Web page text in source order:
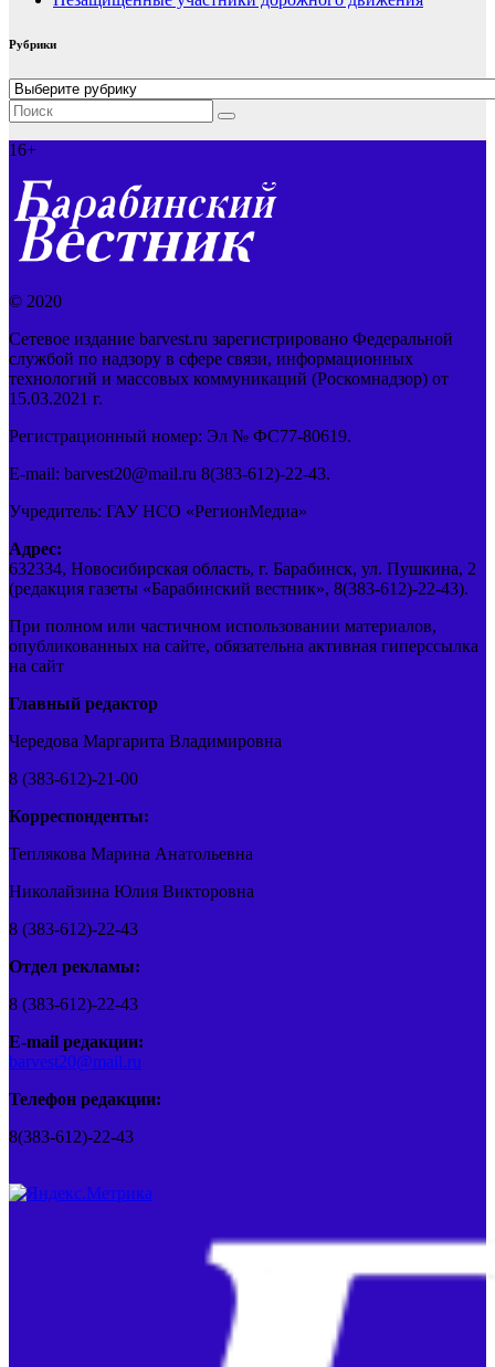
Рубрики
Рубрики
16+
© 2020
Сетевое издание barvest.ru зарегистрировано Федеральной
службой по надзору в сфере связи, информационных
технологий и массовых коммуникаций (Роскомнадзор) от
15.03.2021 г.
Регистрационный номер: Эл № ФС77-80619.
E-mail: barvest20@mail.ru 8(383-612)-22-43.
Учредитель: ГАУ НСО «РегионМедиа»
Адрес:
632334, Новосибирская область, г. Барабинск, ул. Пушкина, 2
(редакция газеты «Барабинский вестник», 8(383-612)-22-43).
При полном или частичном использовании материалов,
опубликованных на сайте, обязательна активная гиперссылка
на сайт
Главный редактор
Чередова Маргарита Владимировна
8 (383-612)-21-00
Корреспонденты:
Теплякова Марина Анатольевна
Николайзина Юлия Викторовна
8 (383-612)-22-43
Отдел рекламы:
8 (383-612)-22-43
E-mail редакции:
barvest20@mail.ru
Телефон редакции:
8(383-612)-22-43